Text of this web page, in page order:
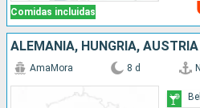
Comidas incluidas
ALEMANIA, HUNGRÍA, AUSTRIA
AmaMora 8 d